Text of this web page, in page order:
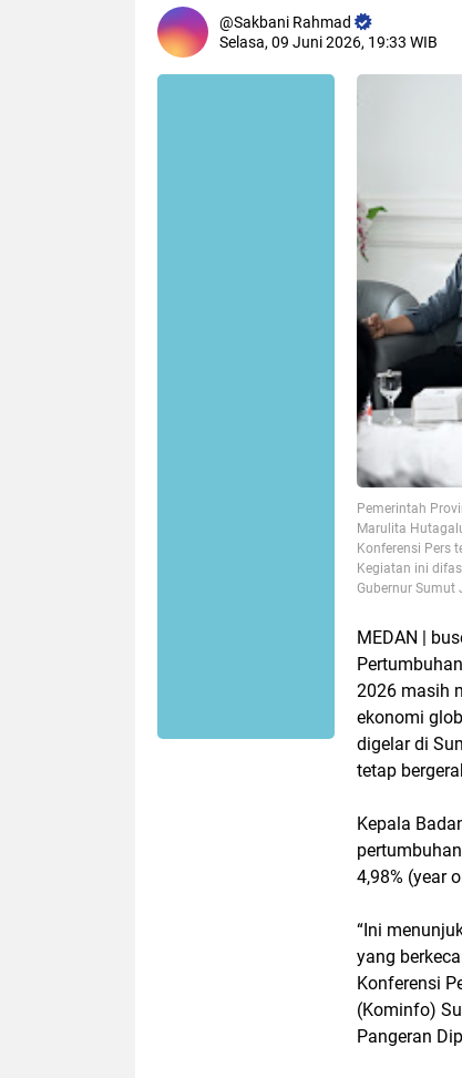
Sakbani Rahmad
Selasa, 09 Juni 2026, 19:33 WIB
Pemerintah
Marulita
Konferensi Pers
Kegiatan ini
Gubernur Sumut
MEDAN |
2026 masih
ekonomi
digelar di
tetap
Kepala
4,98% (year
“Ini
yang
Konferensi
(Kominfo)
Pangeran